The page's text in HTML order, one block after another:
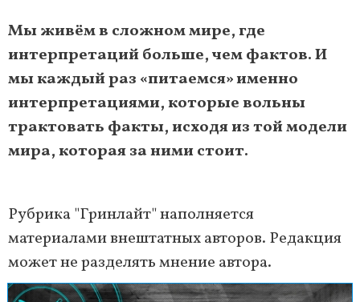
Мы живём в сложном мире, где
интерпретаций больше, чем фактов. И
мы каждый раз «питаемся» именно
интерпретациями, которые вольны
трактовать факты, исходя из той модели
мира, которая за ними стоит.
Рубрика "Гринлайт" наполняется
материалами внештатных авторов. Редакция
может не разделять мнение автора.